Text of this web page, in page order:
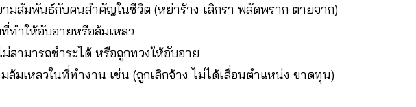
มสัมพันธ์กับคนสำคัญในชีวิต (หย่าร้าง เลิกรา พลัดพราก ตายจาก)
ำให้อับอายหรือล้มเหลว
สามารถชำระได้ หรือถูกทวงให้อับอาย
ล้มเหลวในที่ทำงาน เช่น (ถูกเลิกจ้าง ไม่ได้เลื่อนตำแหน่ง ขาดทุน)